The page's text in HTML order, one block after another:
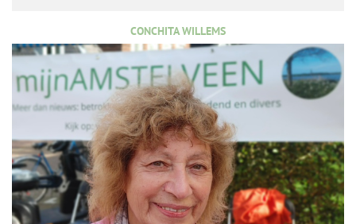
CONCHITA WILLEMS